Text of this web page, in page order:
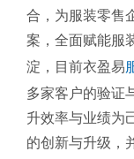
合，为服装零售
案，全面赋能服
淀，目前衣盈易
多家客户的验证
升效率与业绩为
的创新与升级，